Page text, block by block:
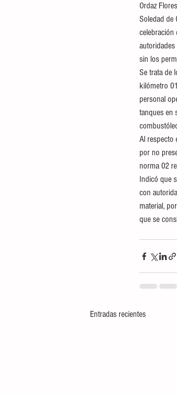
Ordaz
Soledad de
celebración
sin los
Se trata de
kilómetro
personal
tanques en
Al respecto
por no
norma 02
Indicó que
con
material,
que se
Entradas recientes